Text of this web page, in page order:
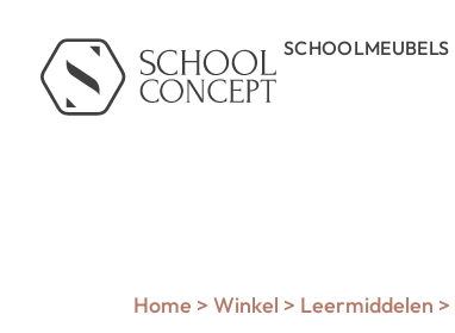
SCHOOLMEUBELS
Home > Winkel > Leermiddelen >